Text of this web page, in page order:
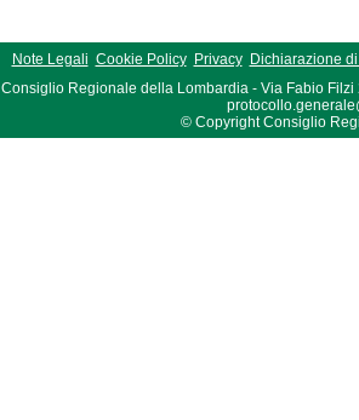
Note Legali Cookie Policy Privacy
Dichiarazione
Consiglio Regionale della Lombardia - Via Fabio Filzi
© Copyright Consiglio